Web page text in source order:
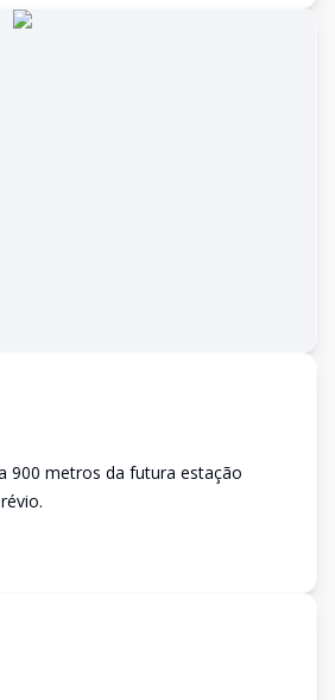
900 metros da futura estação